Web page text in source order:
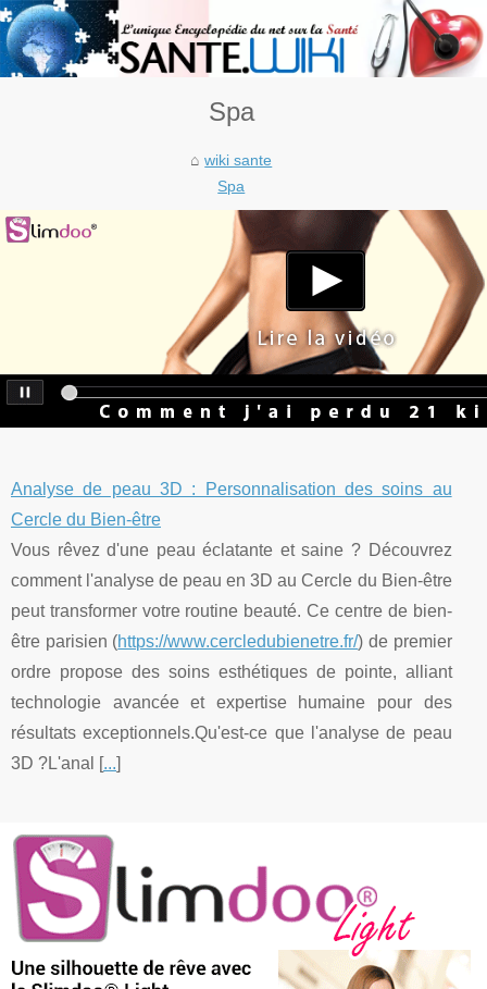
Spa
wiki sante
Spa
Analyse de peau 3D : Personnalisation des soins au
Cercle du Bien-être
Vous rêvez d'une peau éclatante et saine ? Découvrez
comment l'analyse de peau en 3D au Cercle du Bien-être
peut transformer votre routine beauté. Ce centre de bien-
être parisien (https://www.cercledubienetre.fr/) de premier
ordre propose des soins esthétiques de pointe, alliant
technologie avancée et expertise humaine pour des
résultats exceptionnels.Qu'est-ce que l'analyse de peau
3D ?L'anal [...]